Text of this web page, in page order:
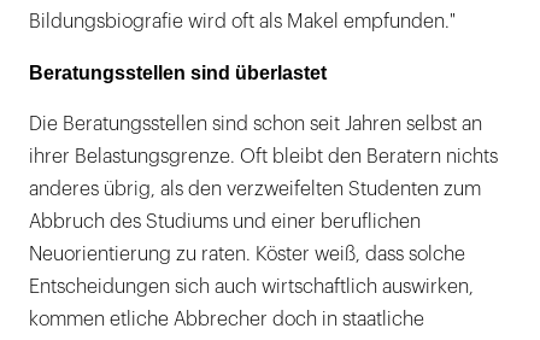
Bildungsbiografie wird oft als Makel empfunden."
Beratungsstellen sind überlastet
Die Beratungsstellen sind schon seit Jahren selbst an
ihrer Belastungsgrenze. Oft bleibt den Beratern nichts
anderes übrig, als den verzweifelten Studenten zum
Abbruch des Studiums und einer beruflichen
Neuorientierung zu raten. Köster weiß, dass solche
Entscheidungen sich auch wirtschaftlich auswirken,
kommen etliche Abbrecher doch in staatliche